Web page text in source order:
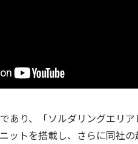
あり、「ソルダリングエリ
ットを搭載し、さらに同社